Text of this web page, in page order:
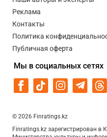
Реклама
Контакты
Политика
Публичная оферта
Мы в социальных сетях
© 2026 Finratings.kz
Finratings.kz зарегистрирован в